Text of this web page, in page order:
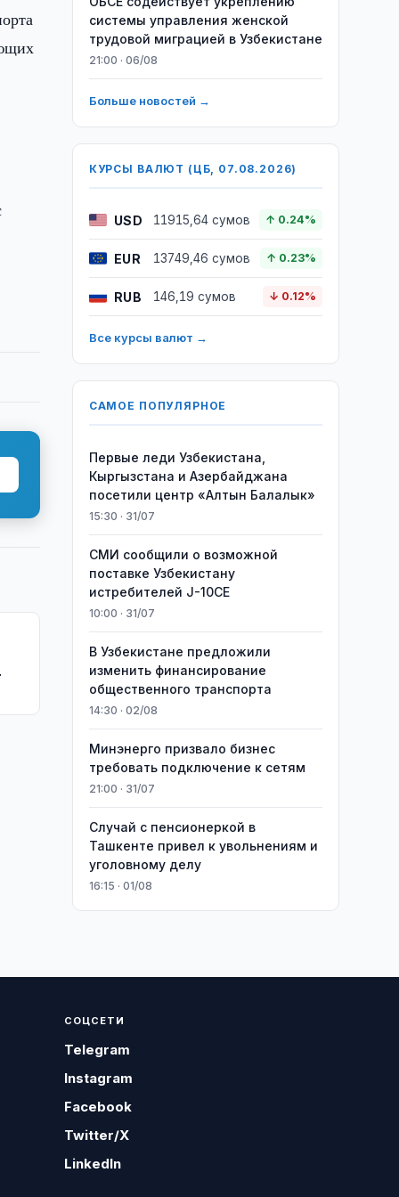
системы управления женской
трудовой миграцией в Узбекистане
21:00 · 06/08
Больше новостей →
КУРСЫ ВАЛЮТ (ЦБ, 07.08.2026)
USD 11915,64 сумов ↑ 0.24%
EUR 13749,46 сумов ↑ 0.23%
RUB 146,19 сумов ↓ 0.12%
Все курсы валют →
САМОЕ ПОПУЛЯРНОЕ
Первые леди Узбекистана,
Кыргызстана и Азербайджана
посетили центр «Алтын Балалык»
15:30 · 31/07
СМИ сообщили о возможной
поставке Узбекистану
истребителей J-10CE
10:00 · 31/07
В Узбекистане предложили
изменить финансирование
общественного транспорта
14:30 · 02/08
Минэнерго призвало бизнес
требовать подключение к сетям
21:00 · 31/07
Случай с пенсионеркой в
Ташкенте привел к увольнениям и
уголовному делу
16:15 · 01/08
СОЦСЕТИ
Telegram
Instagram
Facebook
Twitter/X
LinkedIn